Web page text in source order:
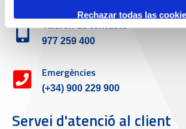
Rechazar todas las
Telèfon de contacte
977 259 400
Emergències
(+34) 900 229 900
Servei d'atenció al client